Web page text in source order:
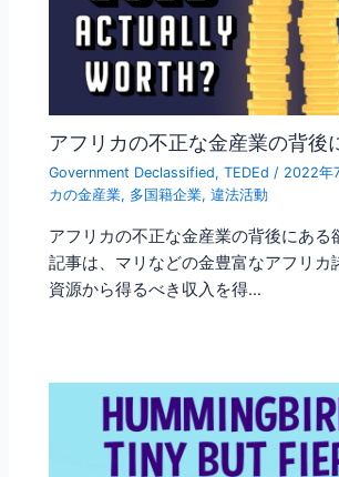
アフリカの不正な金産業の背後
Government Declassified,TEDEd / 2022年
カの金産業, 多国籍企業,違法活動
アフリカの不正な金産業の背後にある
記事は、マリなどの金豊富なアフリカ
資源から得るべき収入を得…